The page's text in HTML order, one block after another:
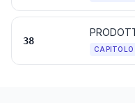
38
CAPITOLO